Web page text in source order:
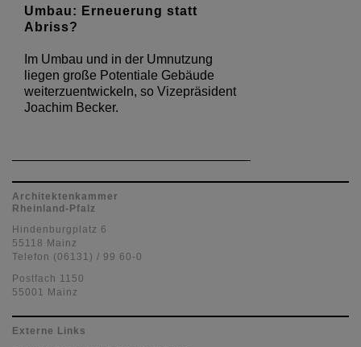
Umbau: Erneuerung statt
Abriss?
Im Umbau und in der Umnutzung
liegen große Potentiale Gebäude
weiterzuentwickeln, so Vizepräsident
Joachim Becker.
Architektenkammer
Rheinland-Pfalz
Hindenburgplatz 6
55118 Mainz
Telefon (06131) / 99 60-0
Postfach 1150
55001 Mainz
Externe Links